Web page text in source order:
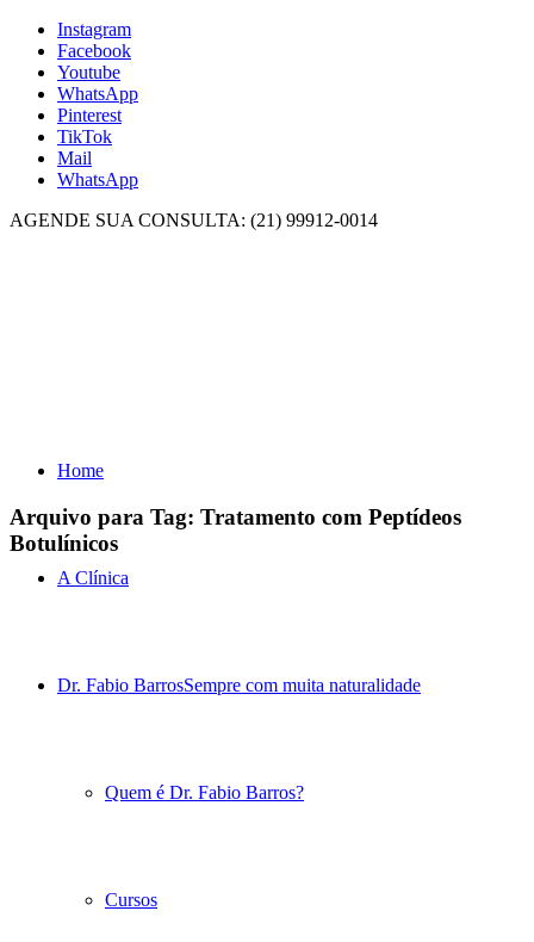
Instagram
Facebook
Youtube
WhatsApp
Pinterest
TikTok
Mail
WhatsApp
AGENDE SUA CONSULTA: (21) 99912-0014
Home
A Clínica
Dr. Fabio BarrosSempre com muita naturalidade
Quem é Dr. Fabio Barros?
Cursos
Arquivo para Tag: Tratamento com Peptídeos
Botulínicos